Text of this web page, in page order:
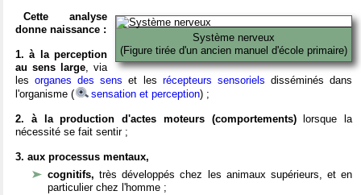
Système nerveux
(Figure tirée d'un ancien manuel d'école primaire)
Cette analyse
donne naissance :
1. à la perception
au sens large, via
lesorganes des sens et les récepteurs sensoriels disséminés dans
l'organisme (
sensation et perception) ;
2. à la production d'actes moteurs (comportements)lorsque la
nécessité se fait sentir ;
3. aux processus mentaux,
cognitifs,très développés chez les animaux supérieurs, et en
particulier chez l'homme ;